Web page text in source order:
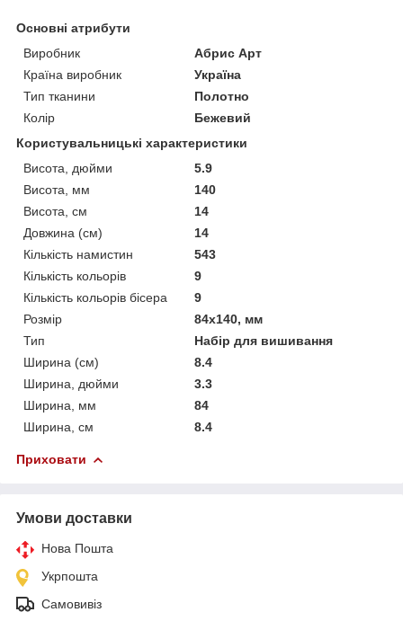
Основні атрибути
Виробник
Абрис Арт
Країна виробник
Україна
Тип тканини
Полотно
Колір
Бежевий
Користувальницькі характеристики
Висота, дюйми
5.9
Висота, мм
140
Висота, см
14
Довжина (см)
14
Кількість намистин
543
Кількість кольорів
9
Кількість кольорів бісера
9
Розмір
84x140, мм
Тип
Набір для вишивання
Ширина (см)
8.4
Ширина, дюйми
3.3
Ширина, мм
84
Ширина, см
8.4
Приховати
Умови доставки
Нова Пошта
Укрпошта
Самовивіз